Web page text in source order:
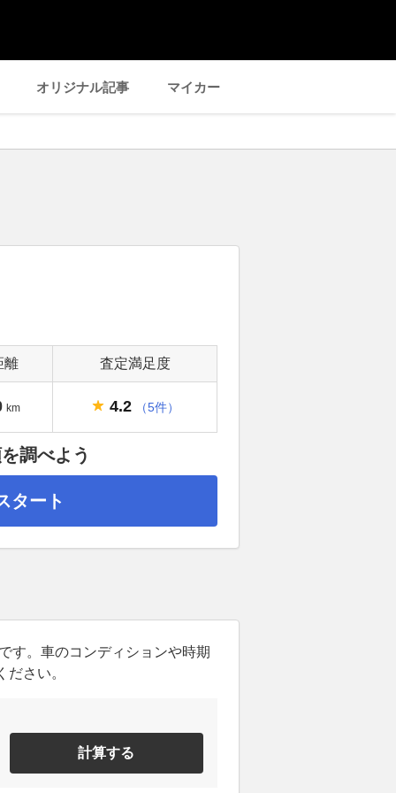
オリジナル記事 マイカー
離 査定満足度
km 4.2 （5件）
調べよう
タート
す。車のコンディションや時期
さい。
計算する